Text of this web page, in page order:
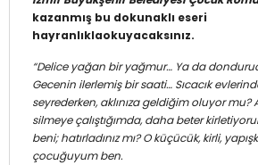
kazanmış bu dokunaklı eseri
hayranlıklaokuyacaksınız.
“Delice yağan bir yağmur… Ya da
Gecenin ilerlemiş bir saati… Sıcacık
seyrederken, aklınıza geldiğim oluyor mu?
silmeye çalıştığımda, daha beter
beni; hatırladınız mı? O küçücük, kirli,
çocuğuyum ben.